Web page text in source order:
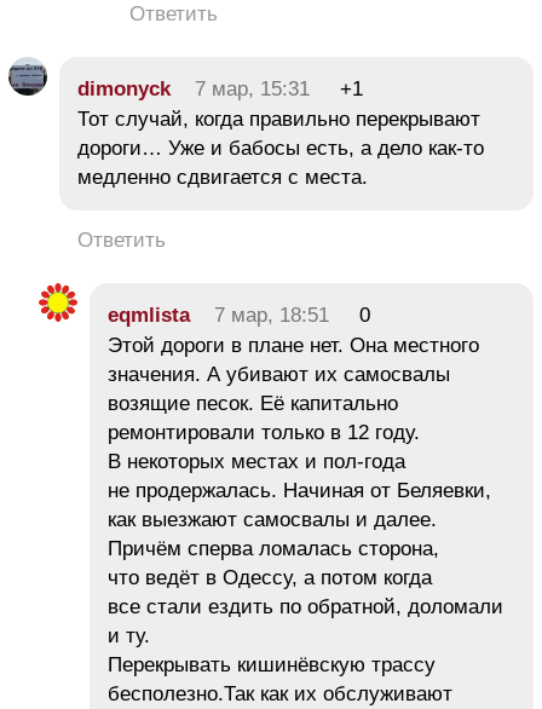
Ответить
dimonyck 7 мар, 15:31
+1
Тот случай, когда правильно перекрывают
дороги… Уже и бабосы есть, а дело как-то
медленно сдвигается с места.
Ответить
eqmlista 7 мар, 18:51
0
Этой дороги в плане нет. Она местного
значения. А убивают их самосвалы
возящие песок. Её капитально
ремонтировали только в 12 году.
В некоторых местах и пол-года
не продержалась. Начиная от Беляевки,
как выезжают самосвалы и далее.
Причём сперва ломалась сторона,
что ведёт в Одессу, а потом когда
все стали ездить по обратной, доломали
и ту.
Перекрывать кишинёвскую трассу
бесполезно.Так как их обслуживают